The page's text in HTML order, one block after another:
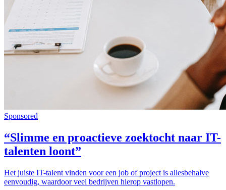
Sponsored
“Slimme en proactieve zoektocht naar IT-
talenten loont”
Het juiste IT-talent vinden voor een job of project is allesbehalve
eenvoudig, waardoor veel bedrijven hierop vastlopen.